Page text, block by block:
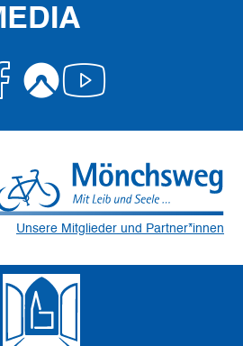
Facebook
Komoot
Youtube
Unsere Mitglieder und Partner*innen